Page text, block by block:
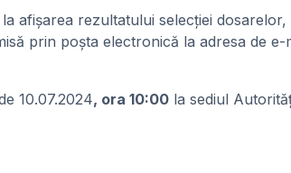
afișarea rezultatului selecției
prin poșta electronică la adresa de e-
10.07.2024, ora 10:00 la sediul